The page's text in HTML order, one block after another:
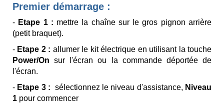
Premier démarrage :
- Etape 1 : mettre la chaîne sur le gros pignon arrière
(petit braquet).
- Etape 2 : allumer le kit électrique en utilisant la touche
Power/On sur l'écran ou la commande déportée de
l'écran.
- Etape 3 : sélectionnez le niveau d'assistance, Niveau
1 pour commencer